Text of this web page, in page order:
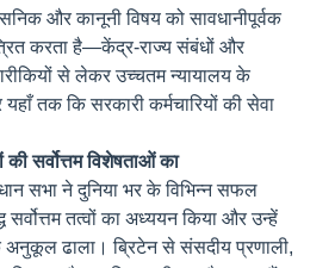
और कानूनी विषय को सावधानीपूर्वक
करता है—केंद्र-राज्य संबंधों और
से लेकर उच्चतम न्यायालय के
यहाँ तक कि सरकारी कर्मचारियों की सेवा
की सर्वोत्तम विशेषताओं का
सभा ने दुनिया भर के विभिन्न सफल
सर्वोत्तम तत्वों का अध्ययन किया और उन्हें
अनुकूल ढाला। ब्रिटेन से संसदीय प्रणाली,